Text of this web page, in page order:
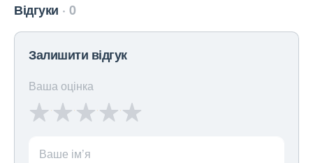
Відгуки 0
Залишити відгук
Ваша оцінка
Ваше ім’я